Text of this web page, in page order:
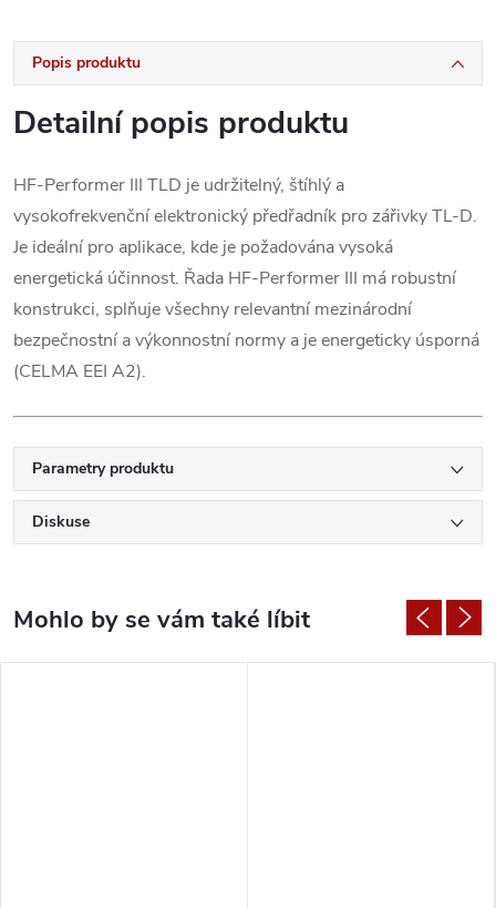
Popis produktu
Detailní popis produktu
HF-Performer III TLD je udržitelný, štíhlý a
vysokofrekvenční elektronický předřadník pro zářivky TL-D.
Je ideální pro aplikace, kde je požadována vysoká
energetická účinnost. Řada HF-Performer III má robustní
konstrukci, splňuje všechny relevantní mezinárodní
bezpečnostní a výkonnostní normy a je energeticky úsporná
(CELMA EEI A2).
Parametry produktu
Diskuse